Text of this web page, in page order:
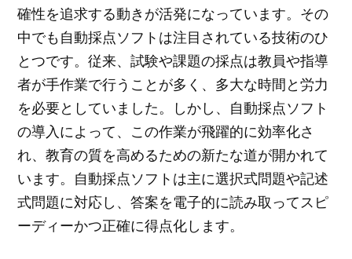
確性を追求する動きが活発になっています。 その
中でも自動採点ソフトは注目されている技術のひ
とつです。従来、試験や課題の採点は教員や指導
者が手作業で行うことが多く、多大な時間と労力
を必要としていました。しかし、自動採点ソフト
の導入によって、この作業が飛躍的に効率化さ
れ、教育の質を高めるための新たな道が開かれて
います。自動採点ソフトは主に選択式問題や記述
式問題に対応し、答案を電子的に読み取ってスピ
ーディーかつ正確に得点化します。